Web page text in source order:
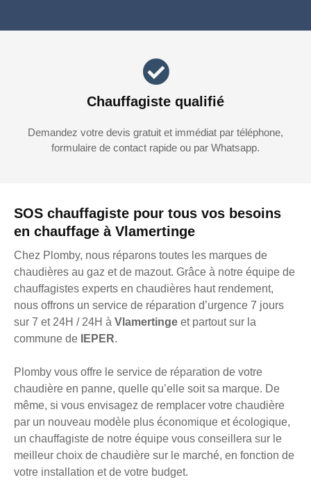
SOS chauffagiste pour tous vos besoins
en chauffage à Vlamertinge
Chez Plomby, nous réparons toutes les marques de
chaudières au gaz et de mazout. Grâce à notre équipe de
chauffagistes experts en chaudières haut rendement,
nous offrons un service de réparation d’urgence 7 jours
sur 7 et 24H / 24H à Vlamertinge et partout sur la
commune de
IEPER.
Plomby vous offre le service de réparation de votre
chaudière en panne, quelle qu’elle soit sa marque. De
même, si vous envisagez de remplacer votre chaudière
par un nouveau modèle plus économique et écologique,
un chauffagiste de notre équipe vous conseillera sur le
meilleur choix de chaudière sur le marché, en fonction de
votre installation et de votre budget.
Chauffagiste qualifié
Demandez votre devis gratuit et immédiat par téléphone,
formulaire de contact rapide ou par Whatsapp.